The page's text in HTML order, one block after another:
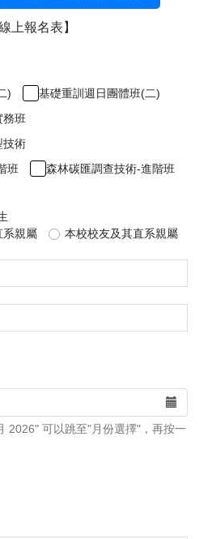
線上報名表】
)
基礎重訓週日團體班(二)
務班
技術
班
森林碳匯調查技術-進階班
系親屬
本校校友及其直系親屬
2026" 可以跳至"月份選擇"，再按一